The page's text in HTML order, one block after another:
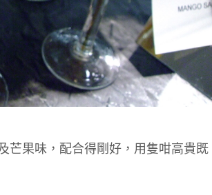
芒果味，配合得剛好，用隻咁高貴既